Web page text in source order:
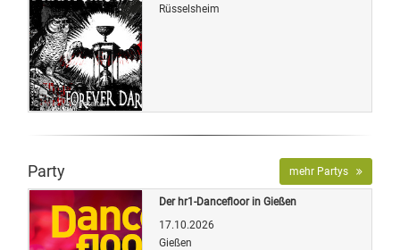
Quelle: Veranstalter
Rüsselsheim
Party mehr Partys
Der hr1-Dancefloor in Gießen
17.10.2026
Gießen